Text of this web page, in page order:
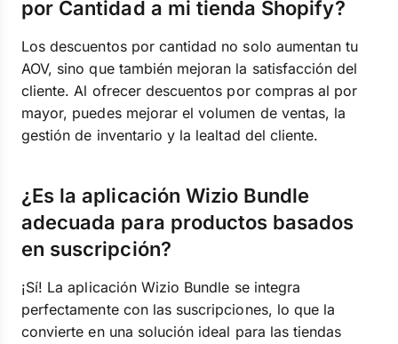
por Cantidad a mi tienda Shopify?
Los descuentos por cantidad no solo aumentan tu
AOV, sino que también mejoran la satisfacción del
cliente. Al ofrecer descuentos por compras al por
mayor, puedes mejorar el volumen de ventas, la
gestión de inventario y la lealtad del cliente.
¿Es la aplicación Wizio Bundle
adecuada para productos basados
en suscripción?
¡Sí! La aplicación Wizio Bundle se integra
perfectamente con las suscripciones, lo que la
convierte en una solución ideal para las tiendas